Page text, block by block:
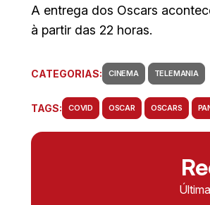
A entrega dos Oscars
à partir das 22 horas.
CATEGORIAS: CINEMA TELEMANIA
TAGS: COVID OSCAR OSCARS